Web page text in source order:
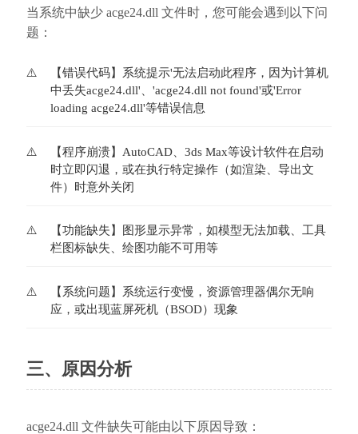
当系统中缺少 acge24.dll 文件时，您可能会遇到以下问
题：
【错误代码】系统提示'无法启动此程序，因为计算机
中丢失acge24.dll'、'acge24.dll not found'或'Error
loading acge24.dll'等错误信息
【程序崩溃】AutoCAD、3ds Max等设计软件在启动
时立即闪退，或在执行特定操作（如渲染、导出文
件）时意外关闭
【功能缺失】图形显示异常，如模型无法加载、工具
栏图标缺失、绘图功能不可用等
【系统问题】系统运行变慢，资源管理器偶尔无响
应，或出现蓝屏死机（BSOD）现象
三、原因分析
acge24.dll 文件缺失可能由以下原因导致：